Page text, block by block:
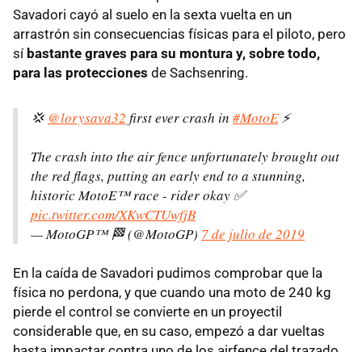
Savadori cayó al suelo en la sexta vuelta en un
arrastrón sin consecuencias físicas para el piloto, pero
sí bastante graves para su montura y, sobre todo,
para las protecciones de Sachsenring.
💢 @lorysava32 first ever crash in #MotoE⚡️
The crash into the air fence unfortunately brought out
the red flags, putting an early end to a stunning,
historic MotoE™ race - rider okay ✅
pic.twitter.com/XKwCTUwfjB
— MotoGP™ 🏁 (@MotoGP) 7 de julio de 2019
En la caída de Savadori pudimos comprobar que la
física no perdona, y que cuando una moto de 240 kg
pierde el control se convierte en un proyectil
considerable que, en su caso, empezó a dar vueltas